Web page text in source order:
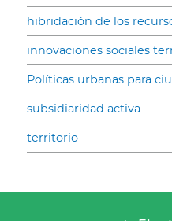
hibridación de los
innovaciones sociales
Políticas urbanas para
subsidiaridad activa
territorio